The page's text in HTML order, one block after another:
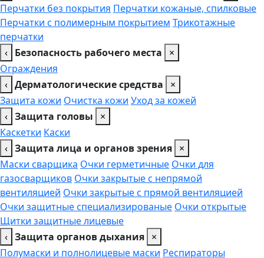
Перчатки без покрытия Перчатки кожаные, спилковые
Перчатки с полимерным покрытием Трикотажные
перчатки
‹ Безопасность рабочего места
×
Ограждения
‹ Дерматологические средства
×
Защита кожи Очистка кожи Уход за кожей
‹ Защита головы
×
Каскетки Каски
‹ Защита лица и органов зрения ×
Маски сварщика Очки герметичные Очки для
газосварщиков Очки закрытые с непрямой
вентиляцией Очки закрытые с прямой вентиляцией
Очки защитные специализированые Очки открытые
Щитки защитные лицевые
‹ Защита органов дыхания ×
Полумаски и полнолицевые маски Респираторы